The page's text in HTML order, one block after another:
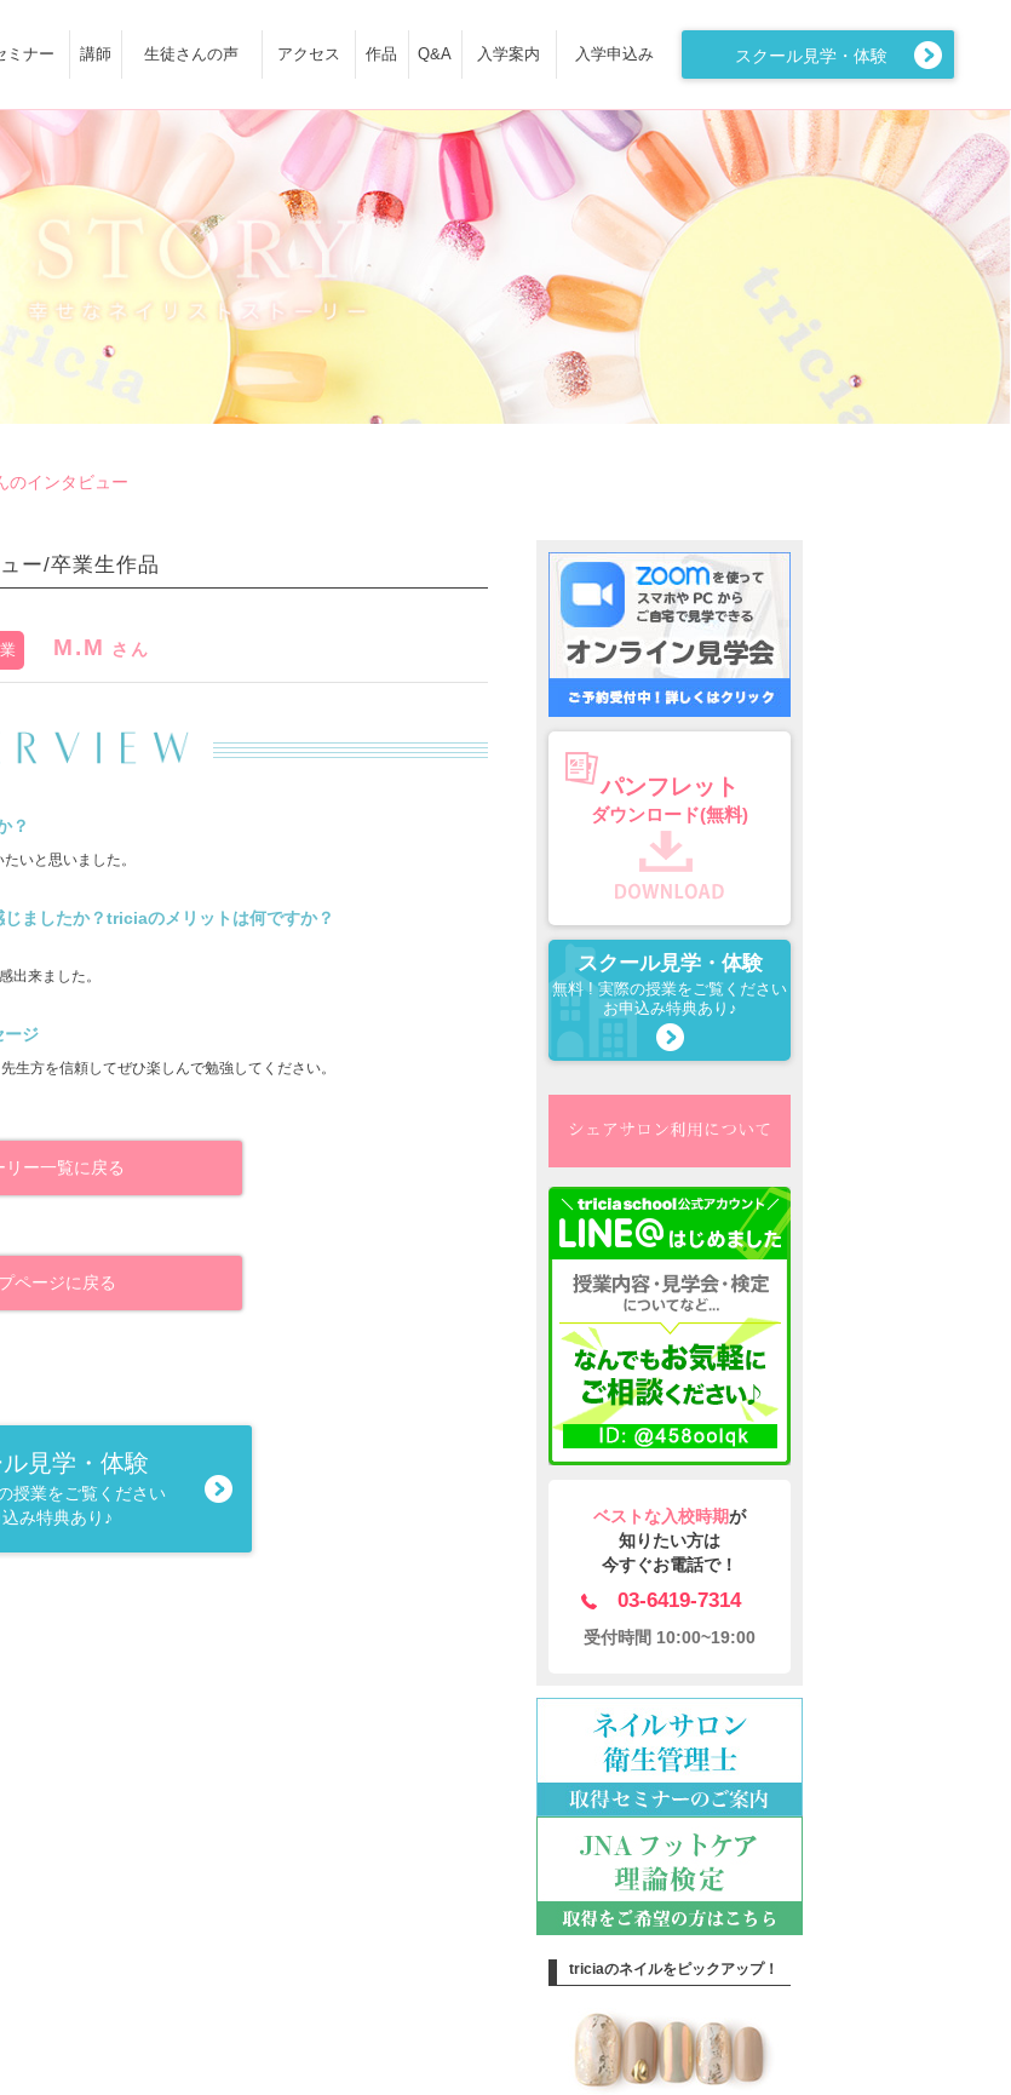
ミナー 講師 生徒さんの声 アクセス 作品 Q&A 入学案内 入学申込み スクール見学・体験
のインタビュー
ー/卒業生作品
M.M さん
？
いと思いました。
ましたか？triciaのメリットは何ですか？
出来ました。
ージ
生方を信頼してぜひ楽しんで勉強してください。
リー一覧に戻る
ページに戻る
見学・体験
授業をご覧ください
み特典あり♪
パンフレット
ダウンロード(無料)
スクール見学・体験
無料 ! 実際の授業をご覧ください
お申込み特典あり♪
ベストな入校時期が
知りたい方は
今すぐお電話で！
03-6419-7314
受付時間 10:00~19:00
triciaのネイルをピックアップ！